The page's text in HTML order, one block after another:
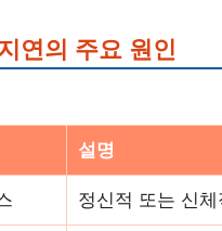
연의 주요 원인
설명
정신적 또는 신